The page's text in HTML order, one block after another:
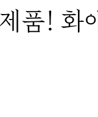
품! 화